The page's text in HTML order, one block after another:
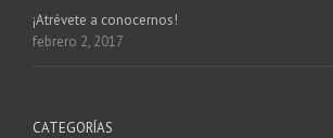
¡Atrévete a conocernos!
febrero 2, 2017
CATEGORÍAS